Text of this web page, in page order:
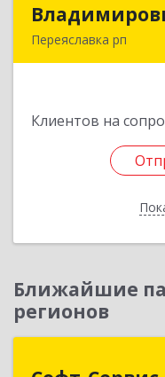
Переяславка рп
Клиентов на
Ближайшие
регионов